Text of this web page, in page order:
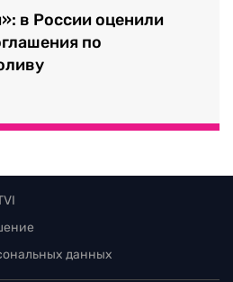
в России оценили
по
данных